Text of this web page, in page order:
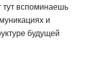
тут вспоминаешь
и
будущей